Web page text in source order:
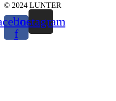
© 2024 LUNTER
f
Instagram